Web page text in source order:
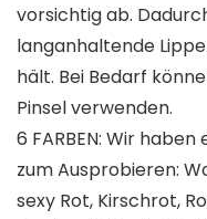
vorsichtig ab.
langanhaltende
hält. Bei Bedarf
Pinsel verwenden.
6 FARBEN: Wir
zum Ausprobieren:
sexy Rot, Kirschrot,